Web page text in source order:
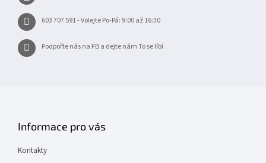
603 707 591 - Volejte Po-Pá: 9:00 až 16:30
Podpořte nás na FB a dejte nám To se líbí
Informace pro vás
Kontakty